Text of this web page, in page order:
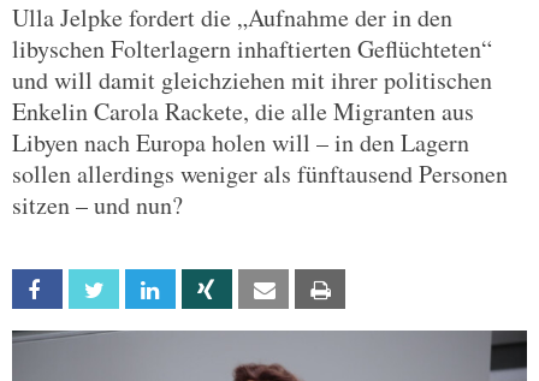
Ulla Jelpke fordert die „Aufnahme der in den
libyschen Folterlagern inhaftierten Geflüchteten“
und will damit gleichziehen mit ihrer politischen
Enkelin Carola Rackete, die alle Migranten aus
Libyen nach Europa holen will – in den Lagern
sollen allerdings weniger als fünftausend Personen
sitzen – und nun?
Facebook Twitter Linkedin Xing Email